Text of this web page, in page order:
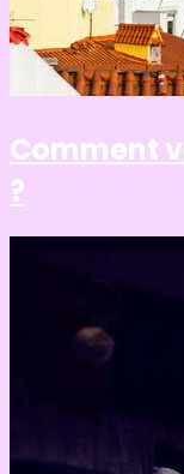
Comment
?